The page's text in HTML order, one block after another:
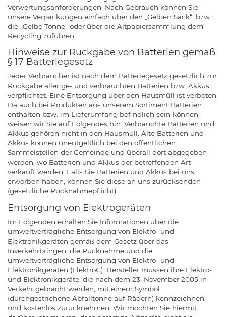
Verwertungsanforderungen. Nach Gebrauch können Sie
unsere Verpackungen einfach über den „Gelben Sack“, bzw.
die „Gelbe Tonne“ oder über die Altpapiersammlung dem
Recycling zuführen.
Hinweise zur Rückgabe von Batterien gemäß
§ 17 Batteriegesetz
Jeder Verbraucher ist nach dem Batteriegesetz gesetzlich zur
Rückgabe aller ge- und verbrauchten Batterien bzw. Akkus
verpflichtet. Eine Entsorgung über den Hausmüll ist verboten.
Da auch bei Produkten aus unserem Sortiment Batterien
enthalten bzw. im Lieferumfang befindlich sein können,
weisen wir Sie auf Folgendes hin: Verbrauchte Batterien und
Akkus gehören nicht in den Hausmüll. Alte Batterien und
Akkus können unentgeltlich bei den öffentlichen
Sammelstellen der Gemeinde und überall dort abgegeben
werden, wo Batterien und Akkus der betreffenden Art
verkauft werden. Falls Sie Batterien und Akkus bei uns
erworben haben, können Sie diese an uns zurücksenden
(gesetzliche Rücknahmepflicht).
Entsorgung von Elektrogeräten
Im Folgenden erhalten Sie Informationen über die
umweltverträgliche Entsorgung von Elektro- und
Elektronikgeräten gemäß dem Gesetz über das
Inverkehrbringen, die Rücknahme und die
umweltverträgliche Entsorgung von Elektro- und
Elektronikgeräten (ElektroG): Hersteller müssen ihre Elektro-
und Elektronikgeräte, die nach dem 23. November 2005 in
Verkehr gebracht werden, mit einem Symbol
(durchgestrichene Abfalltonne auf Rädern) kennzeichnen
und kostenlos zurücknehmen. Wir möchten Sie hiermit